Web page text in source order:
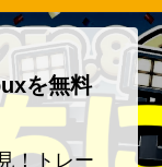
を無料
！トレー